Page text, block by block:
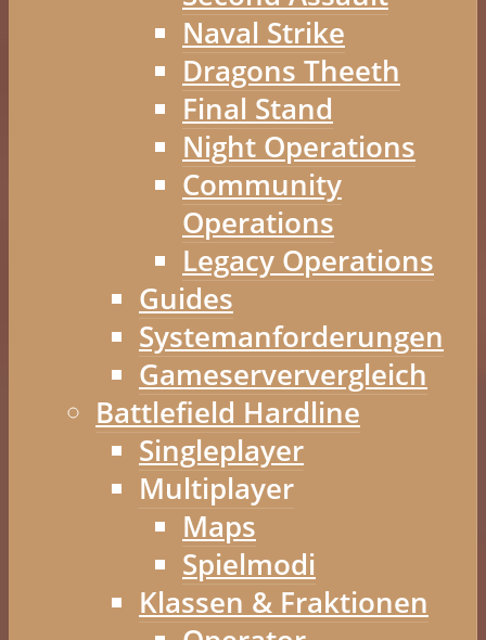
Naval Strike
Dragons Theeth
Final Stand
Night Operations
Community
Operations
Legacy Operations
Guides
Systemanforderungen
Gameserververgleich
Battlefield Hardline
Singleplayer
Multiplayer
Maps
Spielmodi
Klassen & Fraktionen